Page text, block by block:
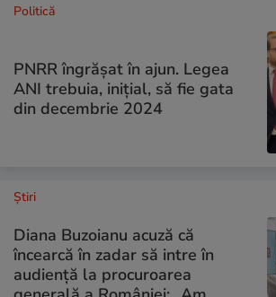
Politică
PNRR îngrășat în ajun. Legea
ANI trebuia, inițial, să fie gata
din decembrie 2024
Ştiri
Diana Buzoianu acuză că
încearcă în zadar să intre în
audiență la procuroarea